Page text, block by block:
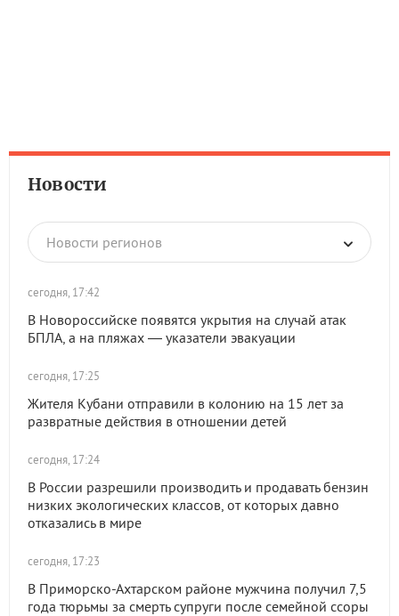
Новости
Новости регионов
сегодня, 17:42
В Новороссийске появятся укрытия на случай атак
БПЛА, а на пляжах — указатели эвакуации
сегодня, 17:25
Жителя Кубани отправили в колонию на 15 лет за
развратные действия в отношении детей
сегодня, 17:24
В России разрешили производить и продавать бензин
низких экологических классов, от которых давно
отказались в мире
сегодня, 17:23
В Приморско-Ахтарском районе мужчина получил 7,5
года тюрьмы за смерть супруги после семейной ссоры